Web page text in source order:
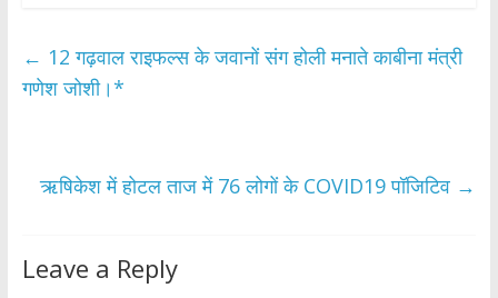
b
o
k
er s e
← 12 गढ़वाल राइफल्स के जवानों संग होली मनाते काबीना मंत्री
गणेश जोशी।*
ऋषिकेश में होटल ताज में 76 लोगों के COVID19 पॉजिटिव →
Leave a Reply